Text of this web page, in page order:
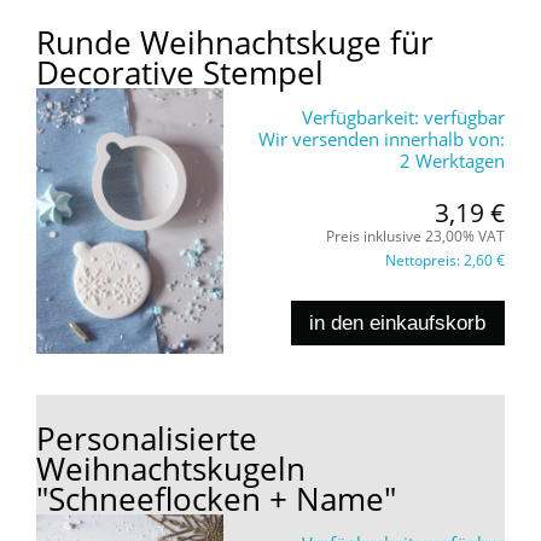
Runde Weihnachtskuge für
Decorative Stempel
Verfügbarkeit: verfügbar
Wir versenden innerhalb von:
2 Werktagen
3,19 €
Preis inklusive 23,00% VAT
Nettopreis:2,60 €
in den einkaufskorb
Personalisierte
Weihnachtskugeln
"Schneeflocken + Name"